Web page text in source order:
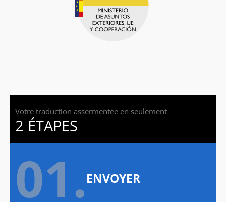
Votre traduction assermentée en seulement
2 ÉTAPES
01.ENVOYER